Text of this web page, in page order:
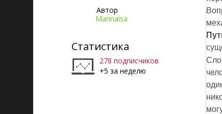
Автор
Marinaisa
Статистика
278 подписчиков
+5 за неделю